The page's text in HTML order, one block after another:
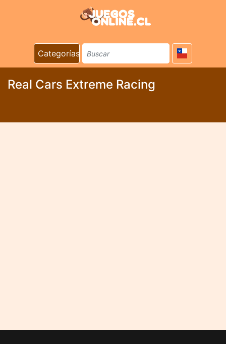
Categorías
Real Cars Extreme Racing